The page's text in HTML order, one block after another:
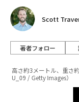
Scott
著者フォロー
高さ約3メートル、重さ
U_09 / Getty Images）